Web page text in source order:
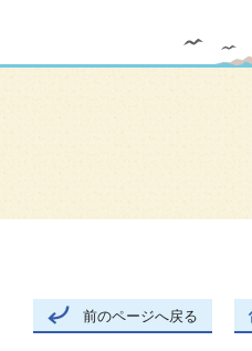
前のページへ戻る